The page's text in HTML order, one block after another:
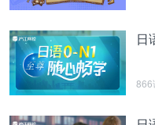
も順風満帆のようだ。
3月24日就将迎来40岁
都非常顺利。
日
866